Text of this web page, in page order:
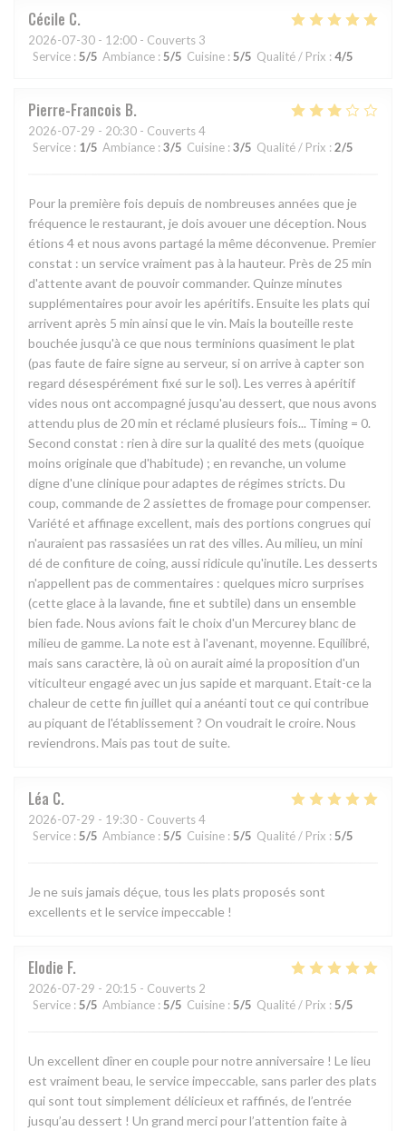
Cécile C
2026-07-30 - 12:00 - Couverts 3
Service : 5/5 Ambiance : 5/5 Cuisine : 5/5 Qualité / Prix : 4/5
Pierre-Francois B
2026-07-29 - 20:30 - Couverts 4
Service : 1/5 Ambiance : 3/5 Cuisine : 3/5 Qualité / Prix : 2/5
Pour la première fois depuis de nombreuses années que je
fréquence le restaurant, je dois avouer une déception. Nous
étions 4 et nous avons partagé la même déconvenue. Premier
constat : un service vraiment pas à la hauteur. Près de 25 min
d'attente avant de pouvoir commander. Quinze minutes
supplémentaires pour avoir les apéritifs. Ensuite les plats qui
arrivent après 5 min ainsi que le vin. Mais la bouteille reste
bouchée jusqu'à ce que nous terminions quasiment le plat
(pas faute de faire signe au serveur, si on arrive à capter son
regard désespérément fixé sur le sol). Les verres à apéritif
vides nous ont accompagné jusqu'au dessert, que nous avons
attendu plus de 20 min et réclamé plusieurs fois... Timing = 0.
Second constat : rien à dire sur la qualité des mets (quoique
moins originale que d'habitude) ; en revanche, un volume
digne d'une clinique pour adaptes de régimes stricts. Du
coup, commande de 2 assiettes de fromage pour compenser.
Variété et affinage excellent, mais des portions congrues qui
n'auraient pas rassasiées un rat des villes. Au milieu, un mini
dé de confiture de coing, aussi ridicule qu'inutile. Les desserts
n'appellent pas de commentaires : quelques micro surprises
(cette glace à la lavande, fine et subtile) dans un ensemble
bien fade. Nous avions fait le choix d'un Mercurey blanc de
milieu de gamme. La note est à l'avenant, moyenne. Equilibré,
mais sans caractère, là où on aurait aimé la proposition d'un
viticulteur engagé avec un jus sapide et marquant. Etait-ce la
chaleur de cette fin juillet qui a anéanti tout ce qui contribue
au piquant de l'établissement ? On voudrait le croire. Nous
reviendrons. Mais pas tout de suite.
Léa C
2026-07-29 - 19:30 - Couverts 4
Service : 5/5 Ambiance : 5/5 Cuisine : 5/5 Qualité / Prix : 5/5
Je ne suis jamais déçue, tous les plats proposés sont
excellents et le service impeccable !
Elodie F
2026-07-29 - 20:15 - Couverts 2
Service : 5/5 Ambiance : 5/5 Cuisine : 5/5 Qualité / Prix : 5/5
Un excellent dîner en couple pour notre anniversaire ! Le lieu
est vraiment beau, le service impeccable, sans parler des plats
qui sont tout simplement délicieux et raffinés, de l’entrée
jusqu’au dessert ! Un grand merci pour l’attention faite à